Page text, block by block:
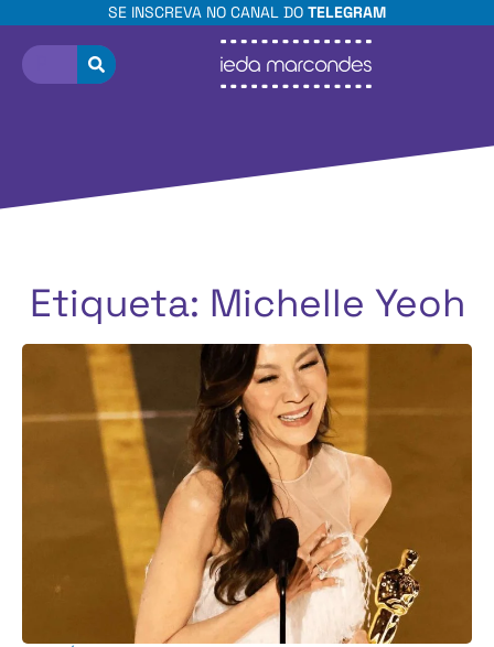
SE INSCREVA NO CANAL DO TELEGRAM
Etiqueta: Michelle Yeoh